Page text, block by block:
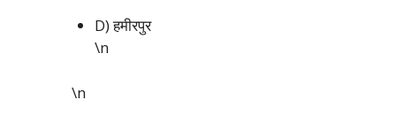
D) हमीरपुर
\n
\n